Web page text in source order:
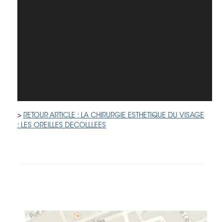
> RETOUR ARTICLE : LA CHIRURGIE ESTHETIQUE DU VISAGE
: LES OREILLES DECOLLLEES